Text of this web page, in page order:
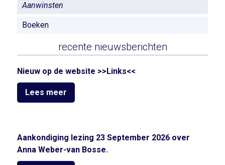
Aanwinsten
Boeken
recente nieuwsberichten
Nieuw op de website >>Links<<
Lees meer
Aankondiging lezing 23 September 2026 over
Anna Weber-van Bosse.